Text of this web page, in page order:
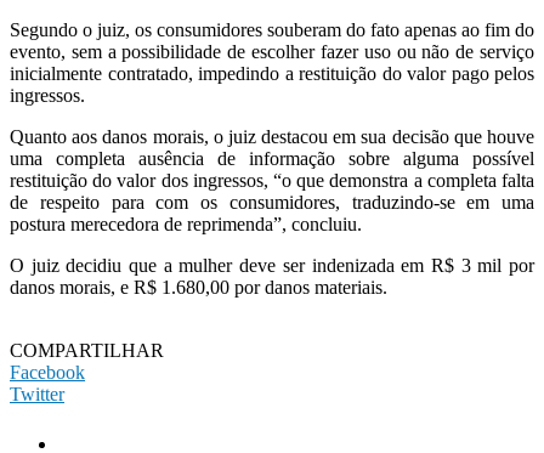
Segundo o juiz, os consumidores souberam do fato apenas ao fim do
evento, sem a possibilidade de escolher fazer uso ou não de serviço
inicialmente contratado, impedindo a restituição do valor pago pelos
ingressos.
Quanto aos danos morais, o juiz destacou em sua decisão que houve
uma completa ausência de informação sobre alguma possível
restituição do valor dos ingressos, “o que demonstra a completa falta
de respeito para com os consumidores, traduzindo-se em uma
postura merecedora de reprimenda”, concluiu.
O juiz decidiu que a mulher deve ser indenizada em R$ 3 mil por
danos morais, e R$ 1.680,00 por danos materiais.
COMPARTILHAR
Facebook
Twitter